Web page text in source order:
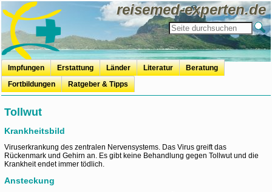
reisemed-experten.de
Impfungen Erstattung Länder Literatur
Beratung
Fortbildungen
Ratgeber & Tipps
Kur+Urlaub
Mücken, Zecken & Co.
Badeurlaub
Speisen auf Reisen
Reisemedizinische Vorsorge
Reisevorbereitung
travel-and-hair
Tollwut
Krankheitsbild
Viruserkrankung des zentralen Nervensystems. Das Virus greift das
Rückenmark und Gehirn an. Es gibt keine Behandlung gegen Tollwut und die
Krankheit endet immer tödlich.
Ansteckung